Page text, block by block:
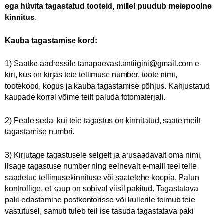
ega hüvita tagastatud tooteid, millel puudub meiepoolne
kinnitus.
Kauba tagastamise kord:
1) Saatke aadressile tanapaevast.antiigini@gmail.com e-
kiri, kus on kirjas teie tellimuse number, toote nimi,
tootekood, kogus ja kauba tagastamise põhjus. Kahjustatud
kaupade korral võime teilt paluda fotomaterjali.
2) Peale seda, kui teie tagastus on kinnitatud, saate meilt
tagastamise numbri.
3) Kirjutage tagastusele selgelt ja arusaadavalt oma nimi,
lisage tagastuse number ning eelnevalt e-maili teel teile
saadetud tellimusekinnituse või saatelehe koopia. Palun
kontrollige, et kaup on sobival viisil pakitud. Tagastatava
paki edastamine postkontorisse või kullerile toimub teie
vastutusel, samuti tuleb teil ise tasuda tagastatava paki